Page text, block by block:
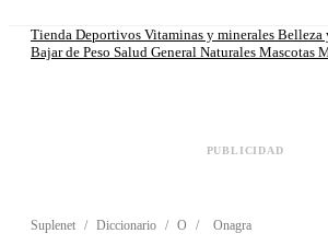
Tienda Deportivos Vitaminas y minerales Belleza
Bajar de Peso Salud General Naturales Mascotas
PUBLICIDAD
Suplenet / Diccionario / O / Onagra